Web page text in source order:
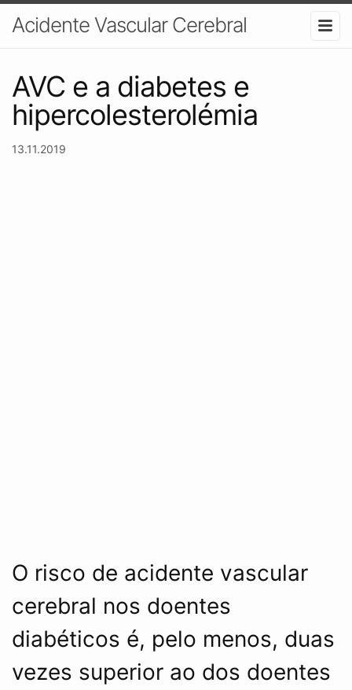
Acidente Vascular Cerebral
AVC e a diabetes e
hipercolesterolémia
13.11.2019
O risco de acidente vascular
cerebral nos doentes
diabéticos é, pelo menos, duas
vezes superior ao dos doentes